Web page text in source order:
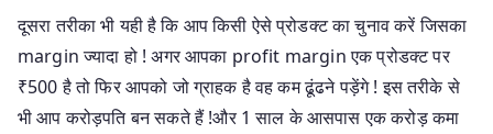
दूसरा तरीका भी यही है कि आप किसी ऐसे प्रोडक्ट का चुनाव करें जिसका
margin ज्यादा हो ! अगर आपका profit margin एक प्रोडक्ट पर
₹500 है तो फिर आपको जो ग्राहक है वह कम ढूंढने पड़ेंगे ! इस तरीके से
भी आप करोड़पति बन सकते हैं !और 1 साल के आसपास एक करोड़ कमा